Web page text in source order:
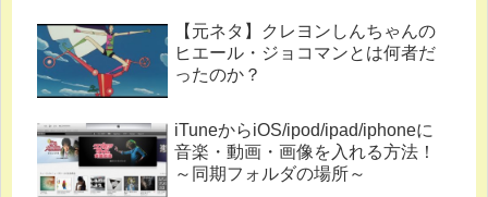
【元ネタ】クレヨンしんちゃんの
ヒエール・ジョコマンとは何者だ
ったのか？
iTuneからiOS/ipod/ipad/iphoneに
音楽・動画・画像を入れる方法！
～同期フォルダの場所～